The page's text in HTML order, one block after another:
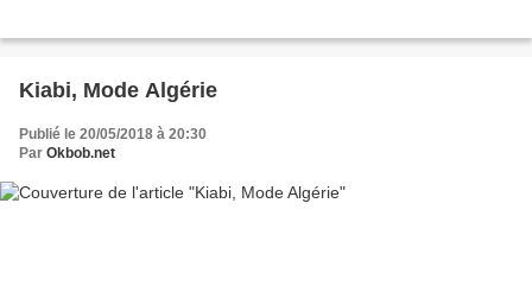
Kiabi, Mode Algérie
Publié le 20/05/2018 à 20:30
Par Okbob.net